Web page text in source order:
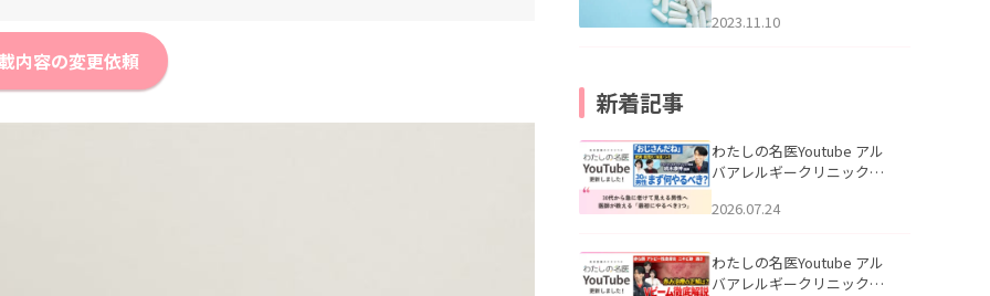
内容の変更依頼
2023.11.10
新着記事
わたしの名医Youtube アル
バアレルギークリニック札
える男性へ｜医師が教える
公開いたしました。
2026.07.24
わたしの名医Youtube アル
バアレルギークリニック札